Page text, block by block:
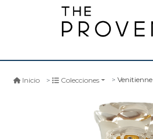
Inicio Colecciones Venitienne